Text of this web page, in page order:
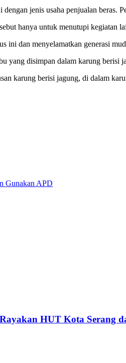
jenis usaha penjualan beras.
hanya untuk menutupi
ini dan menyelamatkan generasi
yang disimpan dalam karung berisi
karung berisi jagung, di dalam
Gunakan APD
HUT Kota Serang